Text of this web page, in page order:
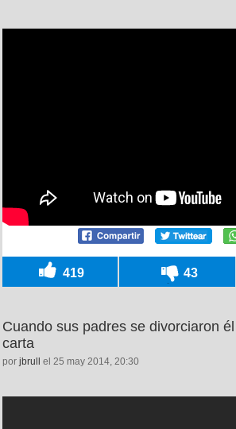
419 43
Cuando sus padres se divorciaron
carta
por jbrull el 25 may 2014, 20:30